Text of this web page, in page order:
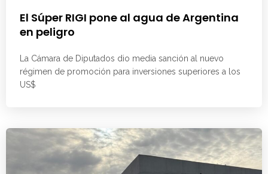
El Súper RIGI pone al agua de Argentina
en peligro
La Cámara de Diputados dio media sanción al nuevo
régimen de promoción para inversiones superiores a los
US$